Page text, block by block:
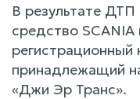
В результате
средство SCANIA
принадлежащий
«Джи Эр Транс».